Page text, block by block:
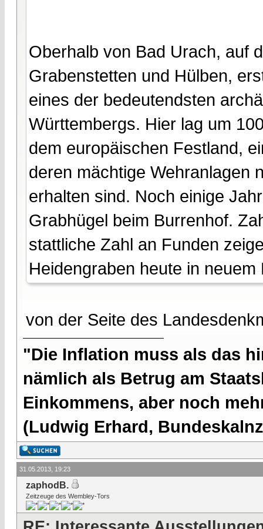
Oberhalb von Bad Urach, auf
Grabenstetten und Hülben,
eines der bedeutendsten
Württembergs. Hier lag um
dem europäischen Festland,
deren mächtige Wehranlagen
erhalten sind. Noch einige
Grabhügel beim Burrenhof.
stattliche Zahl an Funden
Heidengraben heute in neuem
von der Seite des
"Die Inflation muss als das
nämlich als Betrug am
Einkommens, aber noch
(Ludwig Erhard,
31.05.2013, 19:23
zaphodB.
Zeitzeuge des Wembley-Tors